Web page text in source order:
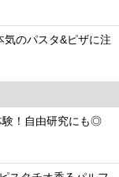
のパスタ&ピザに注
験！自由研究にも◎